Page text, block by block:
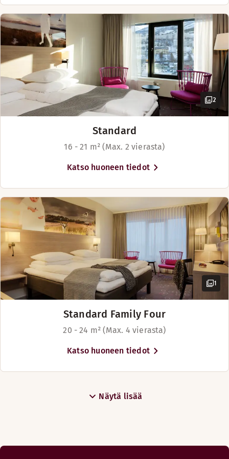
2
Standard
16 - 21 m² (Max. 2 vierasta)
Katso huoneen tiedot
1
Standard Family Four
20 - 24 m² (Max. 4 vierasta)
Katso huoneen tiedot
Näytä lisää